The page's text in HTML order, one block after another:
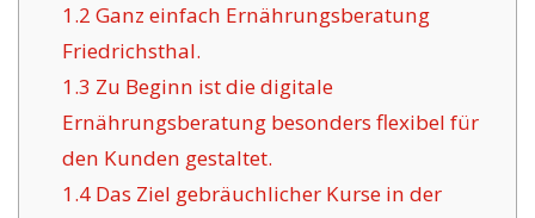
1.2 Ganz einfach Ernährungsberatung
Friedrichsthal.
1.3 Zu Beginn ist die digitale
Ernährungsberatung besonders flexibel für
den Kunden gestaltet.
1.4Das Ziel gebräuchlicher Kurse in der